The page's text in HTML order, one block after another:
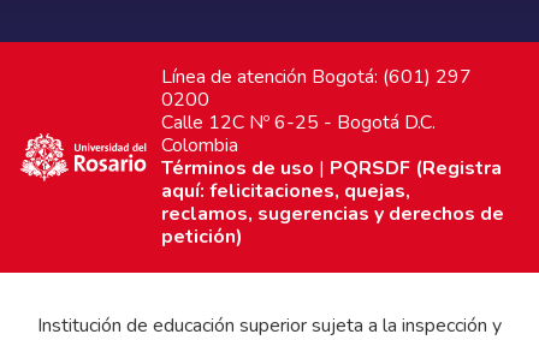
Línea de atención Bogotá: (601) 297
0200
Calle 12C Nº 6-25 - Bogotá D.C.
Colombia
Términos de uso | PQRSDF (Registra
aquí: felicitaciones, quejas,
reclamos, sugerencias y derechos de
petición)
Institución de educación superior sujeta a la inspección y